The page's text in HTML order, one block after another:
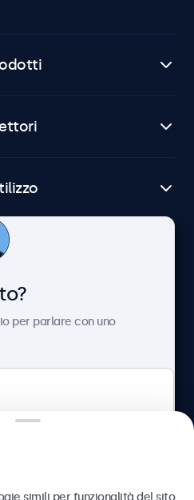
Clienti
per parlare con uno
simili per funzionalità del sito